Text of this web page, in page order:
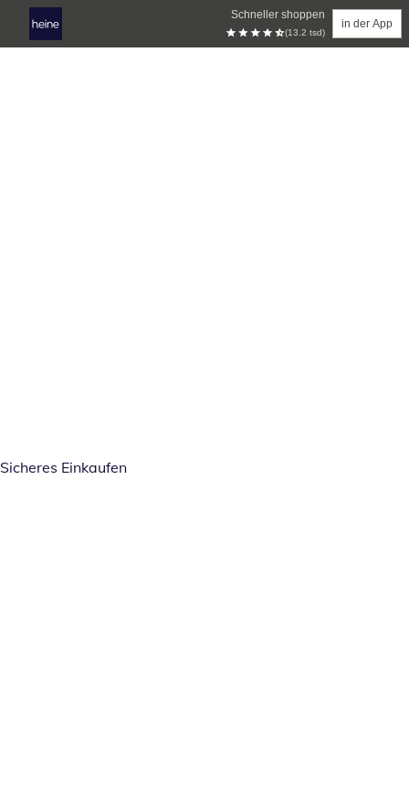
Schneller shoppen
(13.2 tsd)
in der App
Sicheres Einkaufen